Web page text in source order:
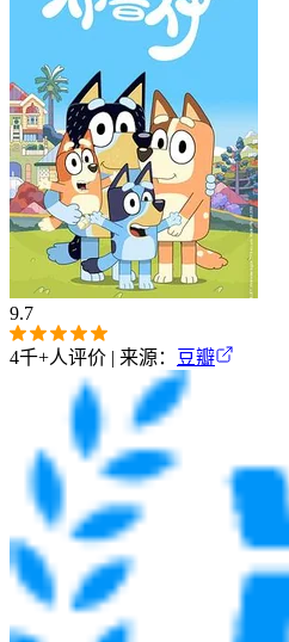
9.7
4千+人评价 | 来源： 豆瓣